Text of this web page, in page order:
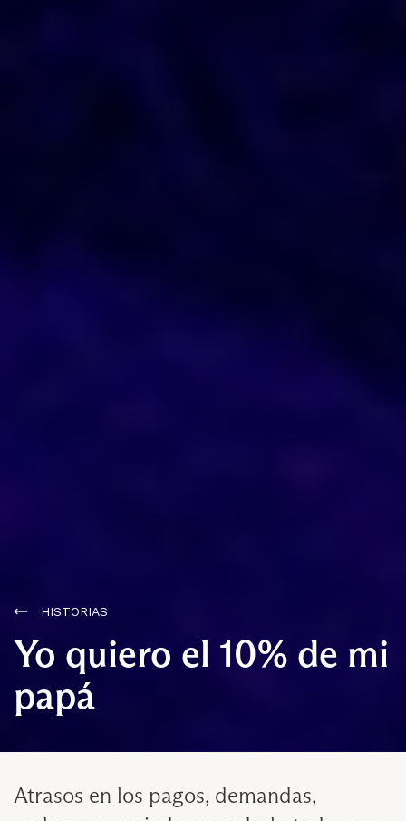
HISTORIAS
Yo quiero el 10% de mi
papá
Atrasos en los pagos, demandas,